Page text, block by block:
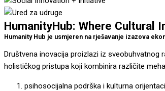
HumanityHub: Where Cultural
Humanity Hub je usmjeren na rješavanje izazova
Društvena inovacija proizlazi iz sveobuhvatnog
holističkog pristupa koji kombinira različite
psihosocijalna podrška i kulturna